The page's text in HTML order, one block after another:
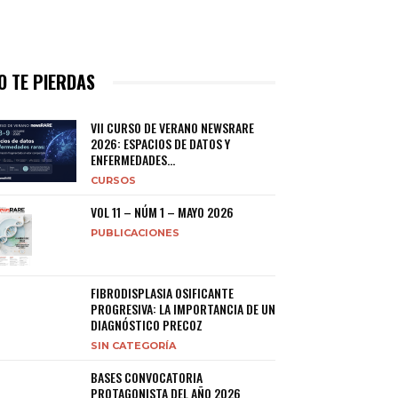
TE PIERDAS
VII CURSO DE VERANO NEWSRARE
2026: ESPACIOS DE DATOS Y
ENFERMEDADES...
CURSOS
VOL 11 – NÚM 1 – MAYO 2026
PUBLICACIONES
FIBRODISPLASIA OSIFICANTE
PROGRESIVA: LA IMPORTANCIA DE UN
DIAGNÓSTICO PRECOZ
SIN CATEGORÍA
BASES CONVOCATORIA
PROTAGONISTA DEL AÑO 2026